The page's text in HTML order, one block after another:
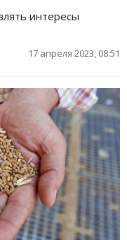
интересы
17 апреля 2023, 08:51